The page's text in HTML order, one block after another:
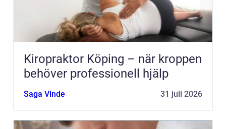
Kiropraktor Köping – när kroppen
behöver professionell hjälp
Saga Vinde 31 juli 2026